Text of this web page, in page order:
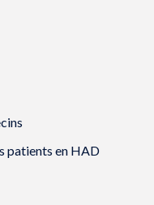
patients en HAD